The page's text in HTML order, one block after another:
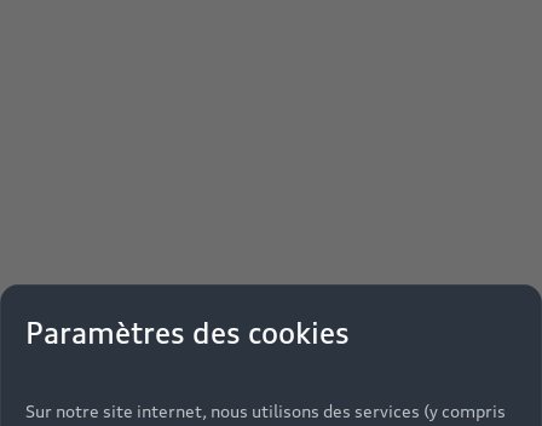
Paramètres des cookies
Sur notre site internet, nous utilisons des services (y compris